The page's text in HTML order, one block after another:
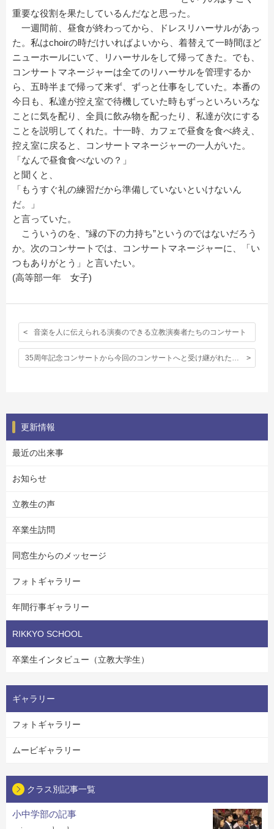
重要な役割を果たしているんだなと思った。
一週間前、昼食が終わってから、ドレスリハーサルがあっ
た。私はchoirの時だけいればよいから、着替えて一時間ほど
ニューホールにいて、リハーサルをして帰ってきた。でも、
コンサートマネージャーは全てのリハーサルを管理するか
ら、五時半まで帰って来ず、ずっと仕事をしていた。本番の
今日も、私達が控え室で待機していた時もずっといろいろな
ことに気を配り、全員に飲み物を配ったり、私達が次にする
ことを説明してくれた。十一時、カフェで昼食を食べ終え、
控え室に戻ると、コンサートマネージャーの一人がいた。
「なんで昼食食べないの？」
と聞くと、
「もうすぐ礼の練習だから準備していないといけないん
だ。」
と言っていた。
こういうのを、”縁の下の力持ち”というのではないだろう
か。次のコンサートでは、コンサートマネージャーに、「い
つもありがとう」と言いたい。
(高等部一年 女子)
音楽を人に伝えられる演奏のできる立教演奏者たちのコンサート
更新情報
最近の出来事
お知らせ
立教生の声
卒業生訪問
同窓生からのメッセージ
フォトギャラリー
年間行事ギャラリー
RIKKYO SCHOOL
卒業生インタビュー（立教大学生）
ギャラリー
フォトギャラリー
ムービギャラリー
クラス別記事一覧
小中学部の記事